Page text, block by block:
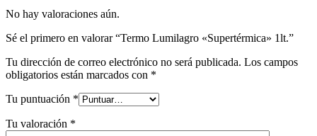
No hay valoraciones aún.
Sé el primero en valorar “Termo Lumilagro «Supertérmica» 1lt.”
Tu dirección de correo electrónico no será publicada. Los campos
obligatorios están marcados con *
Tu puntuación *
Tu valoración *